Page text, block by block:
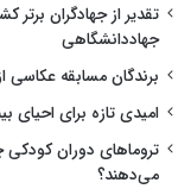
تقدیر از جهادگران
جهاددانشگاهی
برندگان مسابقه عکاسی از
امیدی تازه برای احیای
تروماهای دوران کودکی
می‌دهند؟